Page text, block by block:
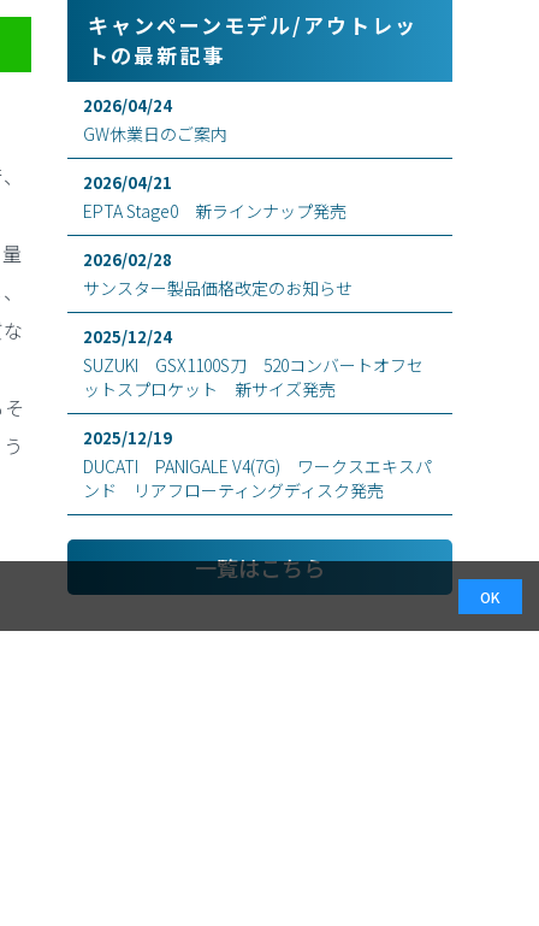
キャンペーンモデル/アウトレッ
トの最新記事
2026/04/24
GW休業日のご案内
2026/04/21
EPTA Stage0 新ラインナップ発売
2026/02/28
サンスター製品価格改定のお知らせ
2025/12/24
SUZUKI GSX1100S刀 520コンバートオフセ
ットスプロケット 新サイズ発売
2025/12/19
DUCATI PANIGALE V4(7G) ワークスエキスパ
ンド リアフローティングディスク発売
一覧はこちら
OK